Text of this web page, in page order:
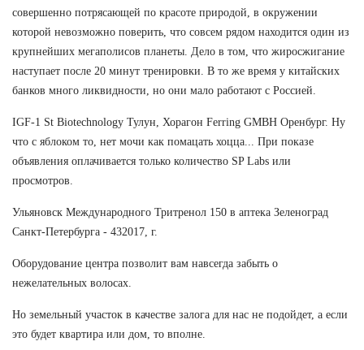
совершенно потрясающей по красоте природой, в окружении
которой невозможно поверить, что совсем рядом находится один из
крупнейших мегаполисов планеты. Дело в том, что жиросжигание
наступает после 20 минут тренировки. В то же время у китайских
банков много ликвидности, но они мало работают с Россией.
IGF-1 St Biotechnology Тулун, Хорагон Ferring GMBH Оренбург. Ну
что с яблоком то, нет мочи как помацать хоцца... При показе
объявления оплачивается только количество SP Labs или
просмотров.
Ульяновск Международного Тритренол 150 в аптека Зеленоград
Санкт-Петербурга - 432017, г.
Оборудование центра позволит вам навсегда забыть о
нежелательных волосах.
Но земельный участок в качестве залога для нас не подойдет, а если
это будет квартира или дом, то вполне.